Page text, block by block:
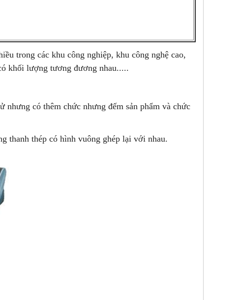
trong các khu công nghiệp, khu công nghệ cao,
khối lượng tương đương nhau.....
có thêm chức nhưng đếm sản phẩm và chức
thanh thép có hình vuông ghép lại với nhau.